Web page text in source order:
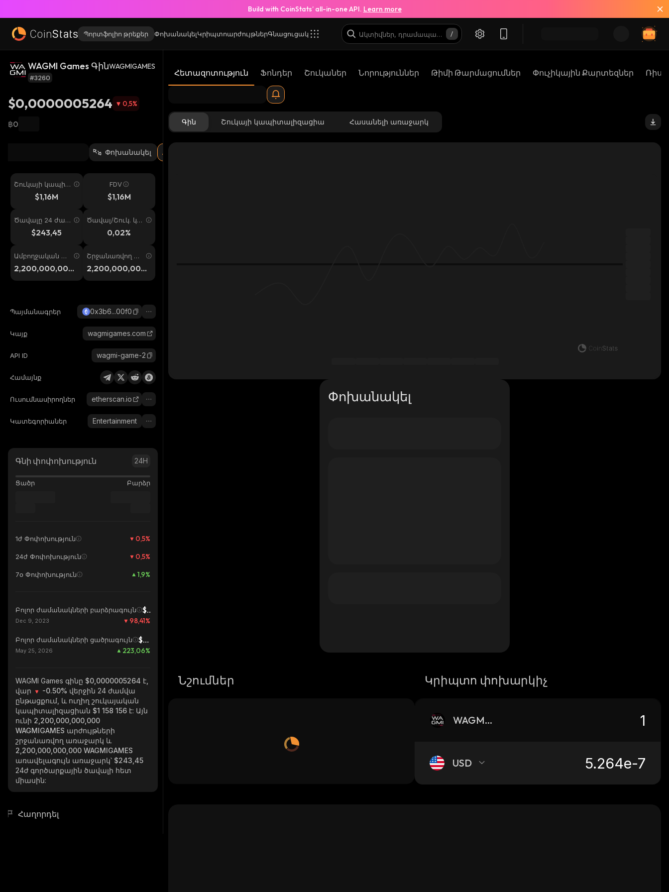
Build with CoinStats’ all-in-one API. Learn more
Պորտֆոլիո թրեքեր ՓոխանակելԿրիպտոարժույթներԳնացուցակ
WAGMI Games ԳինWAGMIGAMES
#3260
$0,0000005264 0,5%
฿0
Փոխանակել
Շուկայի կապիտ
ալիզացիա
$1,16M
FDV
$1,16M
Ծավալը 24 ժամ
$243,45
Ծավալ/Շուկ. կա
պ. 24ժ0,02%
Ամբողջական առ
աջարկ
2,200,000,000,
000
Շրջանառվող առ
աջարկ
2,200,000,000,
000
Պայմանագրեր 0x3b6...00f0
Կայք wagmigames.com
API ID wagmi-game-2
Համայնք
Ուսումնասիրողներ etherscan.io
Կատեգորիաներ Entertainment
Գնի փոփոխություն 24H
Ցածր Բարձր
1ժ Փոփոխություն 0,5%
24ժ Փոփոխություն 0,5%
7օ Փոփոխություն 1,9%
Բոլոր ժամանակների բարձրագույն $0,00003321
Dec 9, 2023 98,41%
Բոլոր ժամանակների ցածրագույն $0,0000001629
May 25, 2026 223,06%
WAGMI Games գինը $0,0000005264 է,
վար
-0.50% վերջին 24 ժամվա
ընթացքում, և ուղիղ շուկայական
կապիտալիզացիան $1 158 156 է: Այն
ունի 2,200,000,000,000
WAGMIGAMES արժույթների
շրջանառվող առաջարկ և
2,200,000,000,000 WAGMIGAMES
առավելագույն առաջարկ՝ $243,45
24ժ գործարքային ծավալի հետ
միասին:
Հաղորդել
Հետազոտություն Ֆոնդեր Շուկաներ Նորություններ Թիմի Թարմացումներ Փուչիկային Քարտեզներ
Գին Շուկայի կապիտալիզացիա Հասանելի առաջարկ
Փոխանակել
Նշումներ Կրիպտո փոխարկիչ
WAGMIGAMES
USD